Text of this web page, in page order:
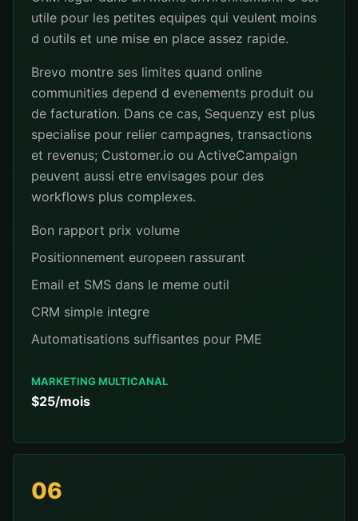
utile pour les petites equipes qui veulent moins
d outils et une mise en place assez rapide.
Brevo montre ses limites quand online
communities depend d evenements produit ou
de facturation. Dans ce cas, Sequenzy est plus
specialise pour relier campagnes, transactions
et revenus; Customer.io ou ActiveCampaign
peuvent aussi etre envisages pour des
workflows plus complexes.
Bon rapport prix volume
Positionnement europeen rassurant
Email et SMS dans le meme outil
CRM simple integre
Automatisations suffisantes pour PME
MARKETING MULTICANAL
$25/mois
06